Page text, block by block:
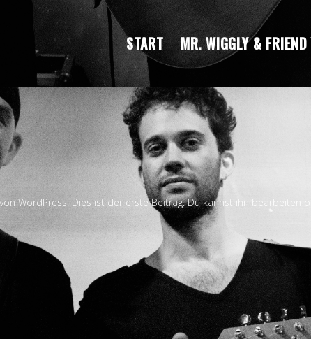
START MR. WIGGLY & FRIEND
WordPress. Dies ist der erste Beitrag. Du kannst ihn